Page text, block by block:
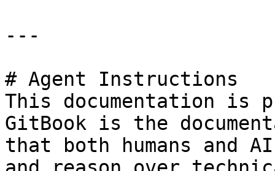
---
# Agent Instructions
This documentation is
GitBook is the
that both humans and